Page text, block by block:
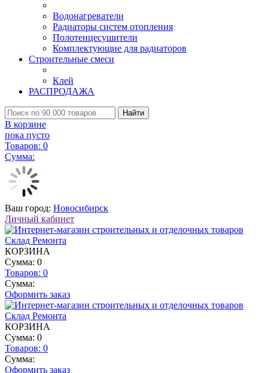
Водонагреватели
Радиаторы систем отопления
Полотенцесушители
Комплектующие для радиаторов
Строительные смеси
Клей
РАСПРОДАЖА
Найти
В корзине
пока пусто
Товаров: 0
Сумма:
Ваш город: Новосибирск
Личный кабинет
КОРЗИНА
Сумма: 0
Товаров: 0
Сумма:
Оформить заказ
КОРЗИНА
Сумма: 0
Товаров: 0
Сумма:
Оформить заказ